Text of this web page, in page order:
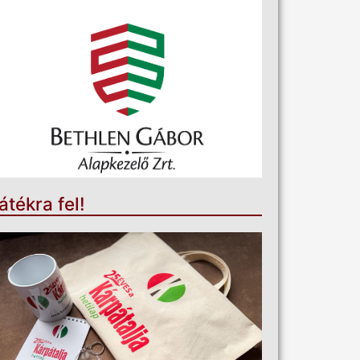
fel!